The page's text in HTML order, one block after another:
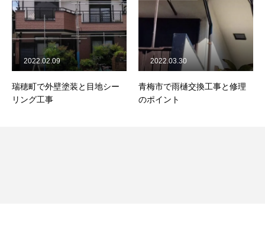
瑞穂町で外壁塗装と目地シー
リング工事
2022.02.09
青梅市で雨樋交換工事と修理
のポイント
2022.03.30